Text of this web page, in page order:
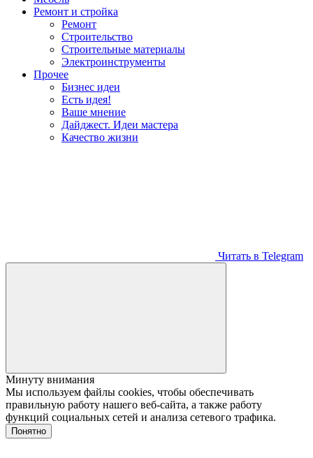
Ремонт и стройка
Ремонт
Строительство
Строительные материалы
Электроинструменты
Прочее
Бизнес идеи
Есть идея!
Ваше мнение
Дайджест. Идеи мастера
Качество жизни
Читать в Telegram
Минуту внимания
Мы используем файлы cookies, чтобы обеспечивать
правильную работу нашего веб-сайта, а также работу
функций социальных сетей и анализа сетевого трафика.
Понятно